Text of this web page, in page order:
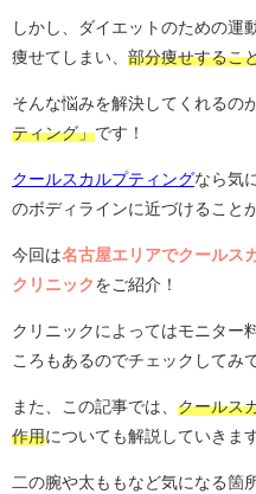
しかし、ダイエットのための運
痩せてしまい、 部分痩せするこ
そんな悩みを解決してくれるの
ティング」です！
クールスカルプティングなら気
のボディラインに近づけること
今回は名古屋エリアでクールス
クリニックをご紹介！
クリニックによってはモニター
ころもあるのでチェックしてみ
また、この記事では、 クールス
作用についても解説していきま
二の腕や太ももなど気になる箇